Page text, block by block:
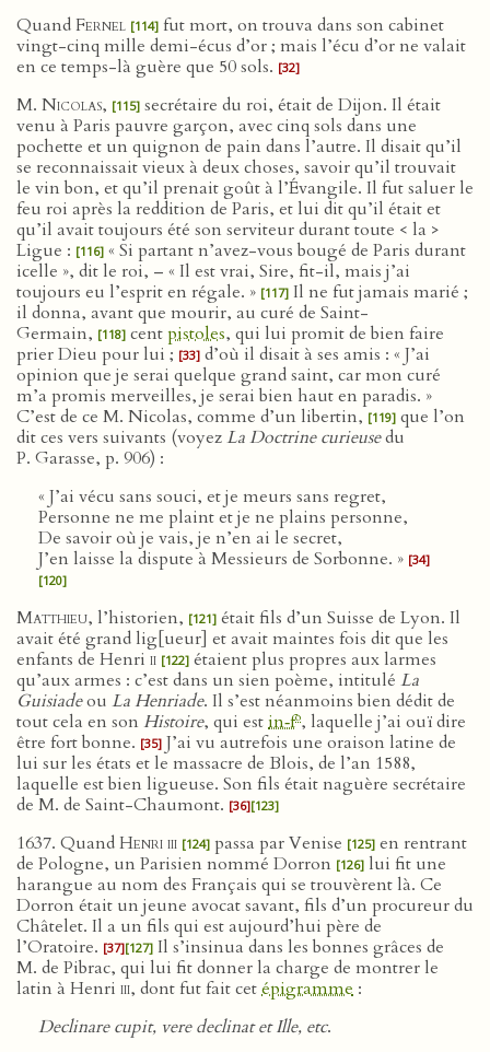
QuandFernel [114] fut mort, on trouva dans son cabinet
vingt-cinq mille demi-écus d’or ; mais l’écu d’or ne valait
en ce temps-là guère que 50 sols. [32]
M. Nicolas, [115] secrétaire du roi, était de Dijon. Il était
venu à Paris pauvre garçon, avec cinq sols dans une
pochette et un quignon de pain dans l’autre. Il disait qu’il
se reconnaissait vieux à deux choses, savoir qu’il trouvait
le vin bon, et qu’il prenait goût à l’Évangile. Il fut saluer le
feu roi après la reddition de Paris, et lui dit qu’il était et
qu’il avait toujours été son serviteur durant toute < la >
Ligue : [116] « Si partant n’avez-vous bougé de Paris durant
icelle », dit le roi, – « Il est vrai, Sire, fit-il, mais j’ai
toujours eu l’esprit en régale. » [117] Il ne fut jamais marié ;
il donna, avant que mourir, au curé de Saint-
Germain, [118] centpistoles, qui lui promit de bien faire
prier Dieu pour lui ; [33] d’où il disait à ses amis : « J’ai
opinion que je serai quelque grand saint, car mon curé
m’a promis merveilles, je serai bien haut en paradis. »
C’est de ce M. Nicolas, comme d’un libertin, [119] que l’on
dit ces vers suivants (voyezLa Doctrine curieusedu
P. Garasse, p. 906) :
« J’ai vécu sans souci, et je meurs sans regret,
Personne ne me plaint et je ne plains personne,
De savoir où je vais, je n’en ai le secret,
J’en laisse la dispute à Messieurs de Sorbonne. » [34]
[120]
Matthieu, l’historien, [121] était fils d’un Suisse de Lyon. Il
avait été grand lig[ueur] et avait maintes fois dit que les
enfants de Henri ii [122] étaient plus propres aux larmes
qu’aux armes : c’est dans un sien poème, intitulé La
Guisiadeou La Henriade. Il s’est néanmoins bien dédit de
tout cela en son Histoire, qui estin‑fo, laquelle j’ai ouï dire
être fort bonne. [35] J’ai vu autrefois une oraison latine de
lui sur les états et le massacre de Blois, de l’an 1588,
laquelle est bien ligueuse. Son fils était naguère secrétaire
de M. de Saint-Chaumont. [36][123]
1637. QuandHenri iii [124] passa par Venise [125] en rentrant
de Pologne, un Parisien nommé Dorron [126] lui fit une
harangue au nom des Français qui se trouvèrent là. Ce
Dorron était un jeune avocat savant, fils d’un procureur du
Châtelet. Il a un fils qui est aujourd’hui père de
l’Oratoire. [37][127] Il s’insinua dans les bonnes grâces de
M. de Pibrac, qui lui fit donner la charge de montrer le
latin à Henri iii, dont fut fait cetépigramme :
Declinare cupit, vere declinat et Ille, etc.